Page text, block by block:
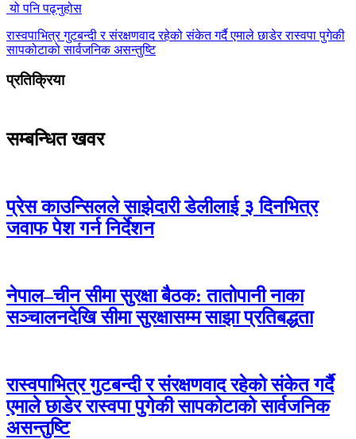
यो पनि पढ्नुहोस
रास्वपाभित्र गुटबन्दी र संरक्षणवाद रहेको संकेत गर्दै एमाले छाडेर रास्वपा पुगेकी
सापकोटाको सार्वजनिक असन्तुष्टि
प्रतिक्रिया
सम्बन्धित खवर
प्रेस काउन्सिलले साझेदारी डेलीलाई ३ दिनभित्र
जवाफ पेश गर्न निर्देशन
नेपाल–चीन सीमा सुरक्षा बैठक: तातोपानी नाका
सञ्चालनदेखि सीमा सुरक्षासम्म साझा प्रतिबद्धता
रास्वपाभित्र गुटबन्दी र संरक्षणवाद रहेको संकेत गर्दै
एमाले छाडेर रास्वपा पुगेकी सापकोटाको सार्वजनिक
असन्तुष्टि